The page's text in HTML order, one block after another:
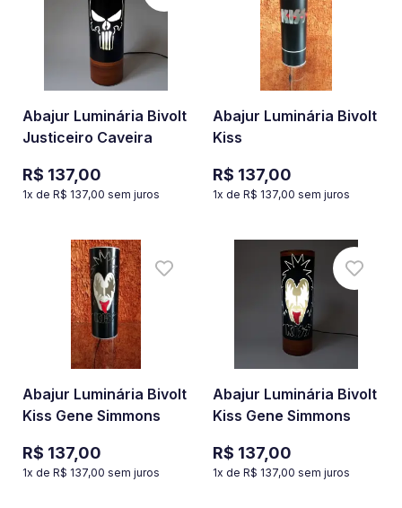
Abajur Luminária Bivolt
Justiceiro Caveira
R$ 137,00
1x de R$ 137,00 sem juros
Abajur Luminária Bivolt
Kiss
R$ 137,00
1x de R$ 137,00 sem juros
Abajur Luminária Bivolt
Kiss Gene Simmons
R$ 137,00
1x de R$ 137,00 sem juros
Abajur Luminária Bivolt
Kiss Gene Simmons
R$ 137,00
1x de R$ 137,00 sem juros